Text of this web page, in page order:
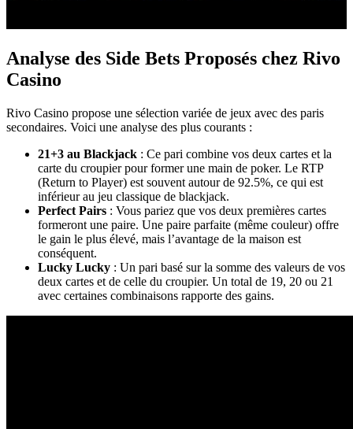
Analyse des Side Bets Proposés chez Rivo
Casino
Rivo Casino propose une sélection variée de jeux avec des paris
secondaires. Voici une analyse des plus courants :
21+3 au Blackjack : Ce pari combine vos deux cartes et la
carte du croupier pour former une main de poker. Le RTP
(Return to Player) est souvent autour de 92.5%, ce qui est
inférieur au jeu classique de blackjack.
Perfect Pairs : Vous pariez que vos deux premières cartes
formeront une paire. Une paire parfaite (même couleur) offre
le gain le plus élevé, mais l’avantage de la maison est
conséquent.
Lucky Lucky : Un pari basé sur la somme des valeurs de vos
deux cartes et de celle du croupier. Un total de 19, 20 ou 21
avec certaines combinaisons rapporte des gains.